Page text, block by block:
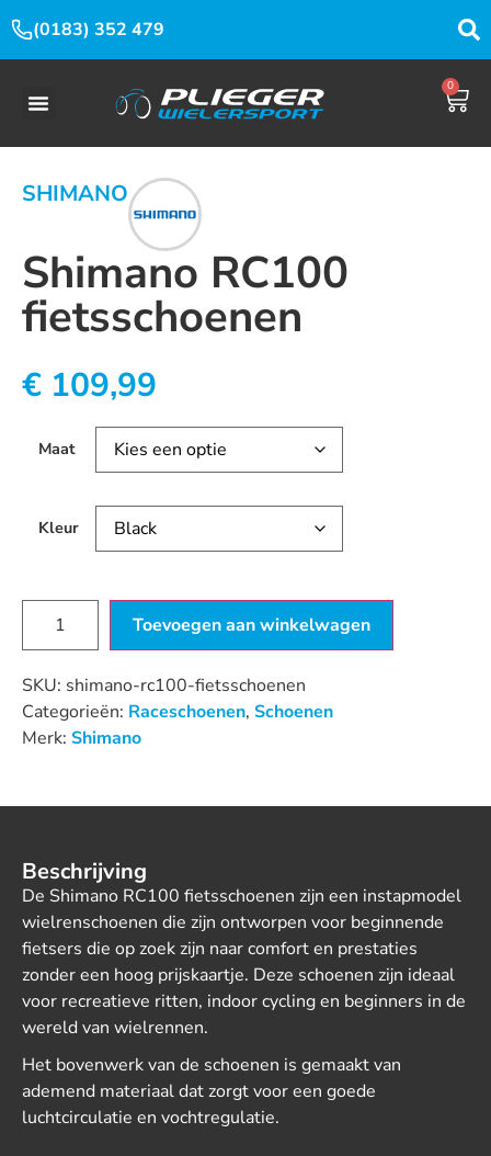
(0183) 352 479
0
SHIMANO
Shimano RC100
fietsschoenen
€ 109,99
Maat
Kleur
Toevoegen aan winkelwagen
SKU: shimano-rc100-fietsschoenen
Categorieën: Raceschoenen, Schoenen
Merk: Shimano
Beschrijving
De Shimano RC100 fietsschoenen zijn een instapmodel
wielrenschoenen die zijn ontworpen voor beginnende
fietsers die op zoek zijn naar comfort en prestaties
zonder een hoog prijskaartje. Deze schoenen zijn ideaal
voor recreatieve ritten, indoor cycling en beginners in de
wereld van wielrennen.
Het bovenwerk van de schoenen is gemaakt van
ademend materiaal dat zorgt voor een goede
luchtcirculatie en vochtregulatie.